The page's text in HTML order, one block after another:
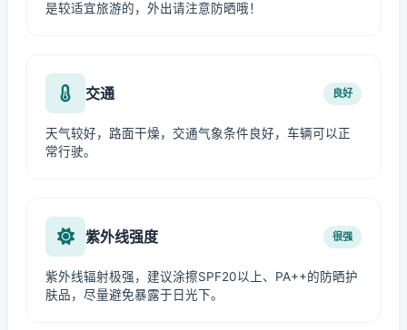
是较适宜旅游的，外出请注意防晒哦！
交通 良好
天气较好，路面干燥，交通气象条件良好，车辆可以正
常行驶。
紫外线强度 很强
紫外线辐射极强，建议涂擦SPF20以上、PA++的防晒护
肤品，尽量避免暴露于日光下。